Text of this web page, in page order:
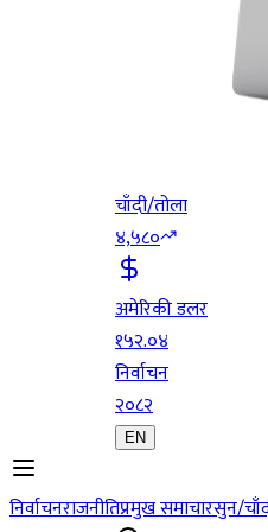
चाँदी/तोला
४,५८०
अमेरिकी डलर
१५२.०४
निर्वाचन
२०८२
EN
निर्वाचनराजनीतिप्रमुख समाचारसुन/